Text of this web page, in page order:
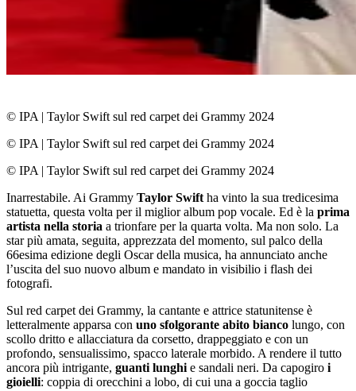
© IPA | Taylor Swift sul red carpet dei Grammy 2024
© IPA | Taylor Swift sul red carpet dei Grammy 2024
© IPA | Taylor Swift sul red carpet dei Grammy 2024
Inarrestabile. Ai Grammy Taylor Swift ha vinto la sua tredicesima
statuetta, questa volta per il miglior album pop vocale. Ed è la prima
artista nella storia a trionfare per la quarta volta. Ma non solo. La
star più amata, seguita, apprezzata del momento, sul palco della
66esima edizione degli Oscar della musica, ha annunciato anche
l’uscita del suo nuovo album e mandato in visibilio i flash dei
fotografi.
Sul red carpet dei Grammy, la cantante e attrice statunitense è
letteralmente apparsa con uno sfolgorante abito bianco lungo, con
scollo dritto e allacciatura da corsetto, drappeggiato e con un
profondo, sensualissimo, spacco laterale morbido. A rendere il tutto
ancora più intrigante, guanti lunghi e sandali neri. Da capogiro i
gioielli: coppia di orecchini a lobo, di cui una a goccia taglio